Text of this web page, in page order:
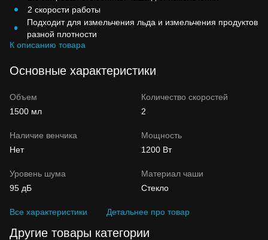
2 скорости работы
Подходит для измельчения льда и измельчения продуктов
разной плотности
К описанию товара
Основные характеристики
Объем
1500 мл
Количество скоростей
2
Наличие венчика
Нет
Мощность
1200 Вт
Уровень шума
95 дБ
Материал чаши
Стекло
Все характеристики Детальнее про товар
Другие товары категории